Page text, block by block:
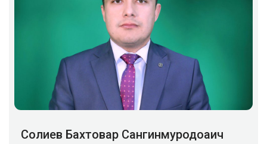
Солиев Бахтовар Сангинмуродоаич